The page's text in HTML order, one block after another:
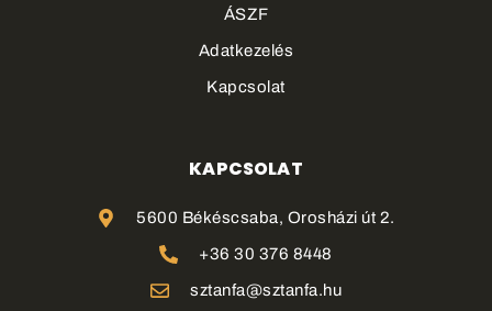
ÁSZF
Adatkezelés
Kapcsolat
KAPCSOLAT
5600 Békéscsaba, Orosházi út 2.
+36 30 376 8448
sztanfa@sztanfa.hu